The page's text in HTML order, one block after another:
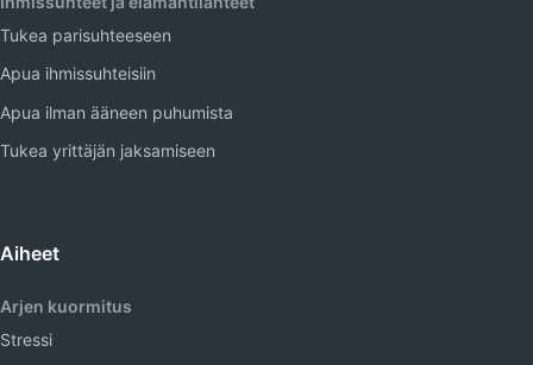
Tukea parisuhteeseen
Apua ihmissuhteisiin
Apua ilman ääneen puhumista
Tukea yrittäjän jaksamiseen
Aiheet
Arjen kuormitus
Stressi